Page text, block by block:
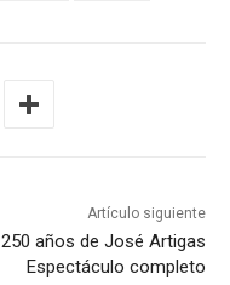
Artículo siguiente
250 años de José Artigas
Espectáculo completo